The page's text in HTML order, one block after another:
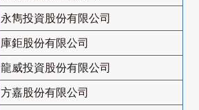
永雋投資股份有限公司
庫鉅股份有限公司
龍威投資股份有限公司
方嘉股份有限公司